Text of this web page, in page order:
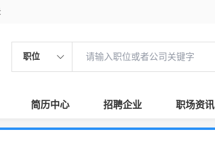
职位
简历中心 招聘企业 职场资讯